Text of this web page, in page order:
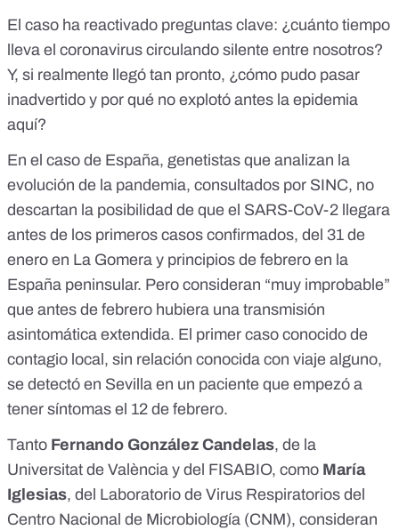
El caso ha reactivado preguntas clave: ¿cuánto tiempo
lleva el coronavirus circulando silente entre nosotros?
Y, si realmente llegó tan pronto, ¿cómo pudo pasar
inadvertido y por qué no explotó antes la epidemia
aquí?
En el caso de España, genetistas que analizan la
evolución de la pandemia, consultados por SINC, no
descartan la posibilidad de que el SARS-CoV-2 llegara
antes de los primeros casos confirmados, del 31 de
enero en La Gomera y principios de febrero en la
España peninsular. Pero consideran “muy improbable”
que antes de febrero hubiera una transmisión
asintomática extendida. El primer caso conocido de
contagio local , sin relación conocida con viaje alguno,
se detectó en Sevilla en un paciente que empezó a
tener síntomas el 12 de febrero.
Tanto Fernando González Candelas, de la
Universitat de València y del FISABIO, como María
Iglesias, del Laboratorio de Virus Respiratorios del
Centro Nacional de Microbiología (CNM), consideran